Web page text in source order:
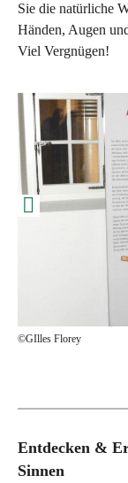
Sie die natürliche
Händen, Augen
Viel Vergnügen!
Entdecken &
Sinnen